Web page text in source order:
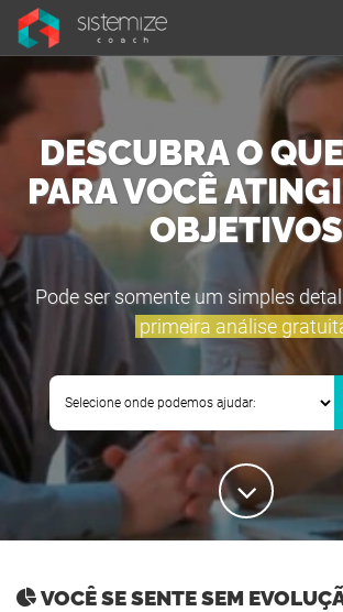
DESCUBRA O
PARA VOCÊ
OBJETIVOS
Pode ser somente um simples
primeira análise
VOCÊ SE SENTE SEM